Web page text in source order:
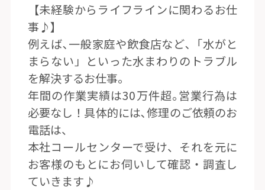
【未経験からライフラインに関わるお仕
事♪】
例えば､一般家庭や飲食店など､「水がと
まらない」といった水まわりのトラブル
を解決するお仕事。
年間の作業実績は30万件超｡営業行為は
必要なし！具体的には､修理のご依頼のお
電話は、
本社コールセンターで受け、それを元に
お客様のもとにお伺いして確認・調査し
ていきます♪